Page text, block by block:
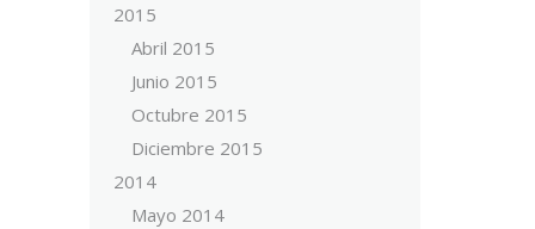
2015
Abril 2015
Junio 2015
Octubre 2015
Diciembre 2015
2014
Mayo 2014